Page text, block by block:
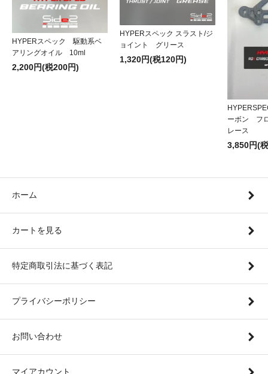
HYPERスペック 駆動系ベ
アリングオイル 10ml
2,200円(税200円)
HYPERスペック スラスト/ジ
ョイント グリース
1,320円(税120円)
ーボン フ
レース
3,850円(
ホーム
カートを見る
特定商取引法に基づく表記
プライバシーポリシー
お問い合わせ
マイアカウント